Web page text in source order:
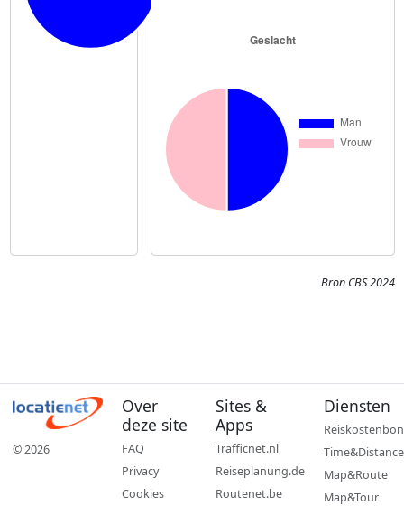
Bron CBS 2024
© 2026
Over
deze site
FAQ
Privacy
Cookies
Sites &
Apps
Trafficnet.nl
Reiseplanung.de
Routenet.be
Diensten
Reiskostenbon
Time&Distance
Map&Route
Map&Tour